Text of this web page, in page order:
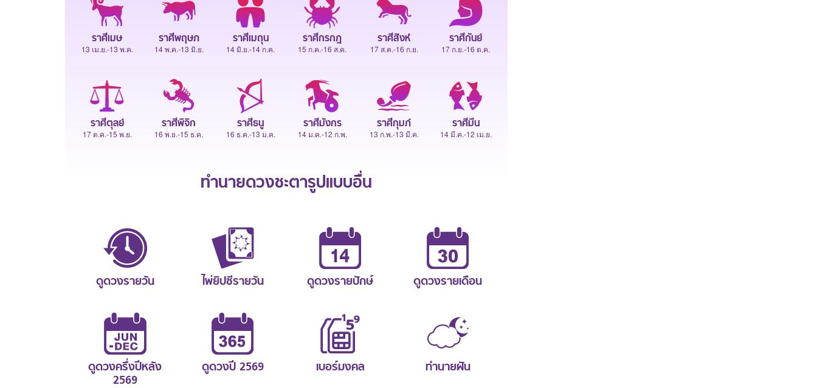
ราศีเมษ
13 เม.ย.-13 พ.ค.
ราศีพฤษภ
14 พ.ค.-13 มิ.ย.
ราศีเมถุน
14 มิ.ย.-14 ก.ค.
ราศีกรกฎ
15 ก.ค.-16 ส.ค.
ราศีสิงห์
17 ส.ค.-16 ก.ย.
ราศีกันย์
17 ก.ย.-16 ต.ค.
ราศีตุลย์
17 ต.ค.-15 พ.ย.
ราศีพิจิก
16 พ.ย.-15 ธ.ค.
ราศีธนู
16 ธ.ค.-13 ม.ค.
ราศีมังกร
14 ม.ค.-12 ก.พ.
ราศีกุมภ์
13 ก.พ.-13 มี.ค.
ราศีมีน
14 มี.ค.-12 เม.ย.
ทำนายดวงชะตารูปแบบอื่น
ดูดวงรายวัน ไพ่ยิปซีรายวัน ดูดวงรายปักษ์ ดูดวงรายเดือน
ดูดวงครึ่งปีหลัง
2569
ดูดวงปี 2569 เบอร์มงคล ทำนายฝัน